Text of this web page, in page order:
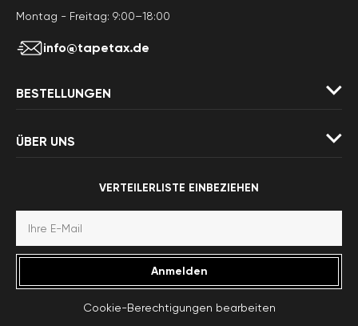
Montag - Freitag: 9:00–18:00
info@tapetax.de
BESTELLUNGEN
ÜBER UNS
VERTEILERLISTE EINBEZIEHEN
Anmelden
Cookie-Berechtigungen bearbeiten